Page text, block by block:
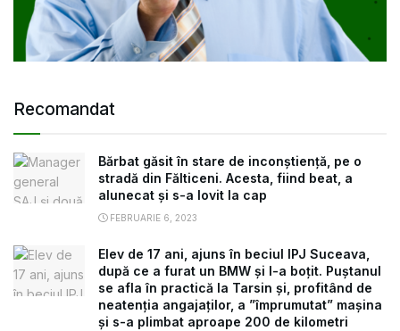
Recomandat
Bărbat găsit în stare de inconștiență, pe o
stradă din Fălticeni. Acesta, fiind beat, a
alunecat și s-a lovit la cap
FEBRUARIE 6, 2023
Elev de 17 ani, ajuns în beciul IPJ Suceava,
după ce a furat un BMW și l-a boțit. Puștanul
se afla în practică la Tarsin și, profitând de
neatenția angajaților, a ”împrumutat” mașina
și s-a plimbat aproape 200 de kilometri